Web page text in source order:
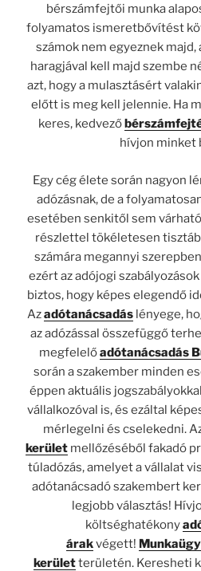
bérszámfejtői munka
folyamatos ismeretbővítést
számok nem egyeznek majd,
haragjával kell majd szembe
azt, hogy a mulasztásért
előtt is meg kell jelennie. Ha
keres, kedvező
hívjon minket
Egy cég élete során nagyon
adózásnak, de a
esetében senkitől sem
részlettel tökéletesen
számára megannyi
ezért az adójogi
biztos, hogy képes elegendő
Azadótanácsadás lényege,
az adózással összefüggő
megfelelőadótanácsadás
során a szakember minden
éppen aktuális
vállalkozóval is, és ezáltal
mérlegelni és cselekedni.
kerület mellőzéséből fakadó
túladózás, amelyet a vállalat
adótanácsadó szakembert
legjobb választás!
költséghatékony
árakvégett!
kerületterületén. Keresheti